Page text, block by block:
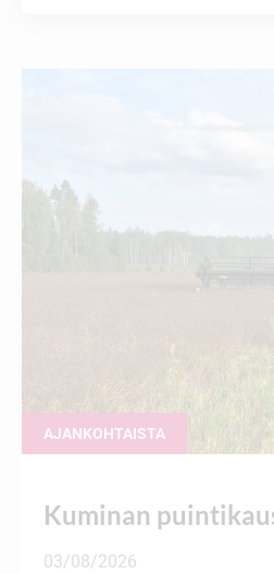
AJANKOHTAISTA
Kuminan
03/08/2026